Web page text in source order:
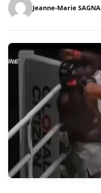
Jeanne-Marie SAGNA